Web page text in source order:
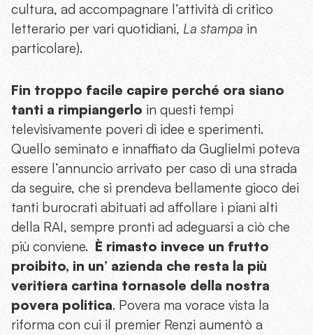
cultura, ad accompagnare l’attività di critico
letterario per vari quotidiani, La stampa in
particolare).
Fin troppo facile capire perché ora siano
tanti a rimpiangerlo in questi tempi
televisivamente poveri di idee e sperimenti.
Quello seminato e innaffiato da Guglielmi poteva
essere l’annuncio arrivato per caso di una strada
da seguire, che si prendeva bellamente gioco dei
tanti burocrati abituati ad affollare i piani alti
della RAI, sempre pronti ad adeguarsi a ciò che
più conviene. È rimasto invece un frutto
proibito, in un’ azienda che resta la più
veritiera cartina tornasole della nostra
povera politica. Povera ma vorace vista la
riforma con cui il premier Renzi aumentò a